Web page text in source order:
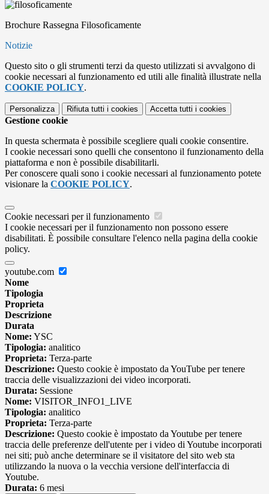
Brochure Rassegna Filosoficamente
Notizie
Questo sito o gli strumenti terzi da questo utilizzati si avvalgono di
cookie necessari al funzionamento ed utili alle finalità illustrate nella
COOKIE POLICY.
Personalizza Rifiuta tutti i cookies Accetta tutti i cookies
Gestione cookie
In questa schermata è possibile scegliere quali cookie consentire.
I cookie necessari sono quelli che consentono il funzionamento della
piattaforma e non è possibile disabilitarli.
Per conoscere quali sono i cookie necessari al funzionamento potete
visionare la COOKIE POLICY.
Cookie necessari per il funzionamento
I cookie necessari per il funzionamento non possono essere
disabilitati. È possibile consultare l'elenco nella pagina della cookie
policy.
youtube.com
Nome
Tipologia
Proprieta
Descrizione
Durata
Nome: YSC
Tipologia: analitico
Proprieta: Terza-parte
Descrizione: Questo cookie è impostato da YouTube per tenere
traccia delle visualizzazioni dei video incorporati.
Durata: Sessione
Nome: VISITOR_INFO1_LIVE
Tipologia: analitico
Proprieta: Terza-parte
Descrizione: Questo cookie è impostato da Youtube per tenere
traccia delle preferenze dell'utente per i video di Youtube incorporati
nei siti; può anche determinare se il visitatore del sito web sta
utilizzando la nuova o la vecchia versione dell'interfaccia di
Youtube.
Durata: 6 mesi